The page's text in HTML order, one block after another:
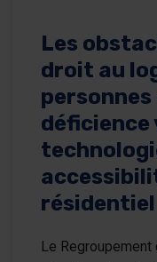
Les
droit au
déficience
résidentiel
Le